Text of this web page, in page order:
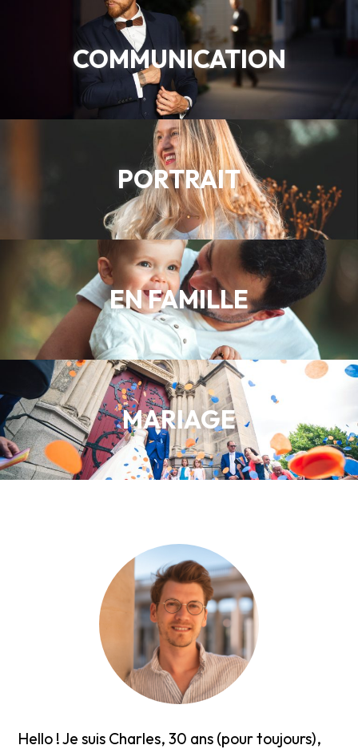
COMMUNICATION
PORTRAIT
EN FAMILLE
MARIAGE
Hello ! Je suis Charles, 30 ans (pour toujours),